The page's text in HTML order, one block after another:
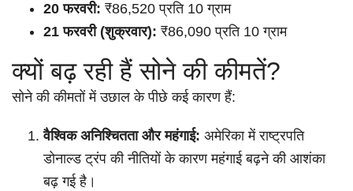
20 फरवरी: ₹86,520 प्रति 10 ग्राम
21 फरवरी (शुक्रवार): ₹86,090 प्रति 10 ग्राम
क्यों बढ़ रही हैं सोने की कीमतें?
सोने की कीमतों में उछाल के पीछे कई कारण हैं:
वैश्विक अनिश्चितता और महंगाई: अमेरिका में राष्ट्रपति
डोनाल्ड ट्रंप की नीतियों के कारण महंगाई बढ़ने की आशंका
बढ़ गई है।